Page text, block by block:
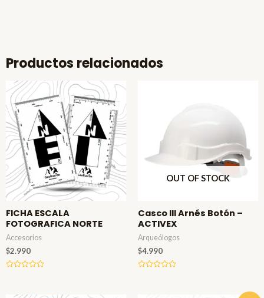
Productos relacionados
FICHA ESCALA
FOTOGRAFICA NORTE
Accesorios
$2.990
OUT OF STOCK
Casco III Arnés Botón –
ACTIVEX
Arqueólogos
$4.990